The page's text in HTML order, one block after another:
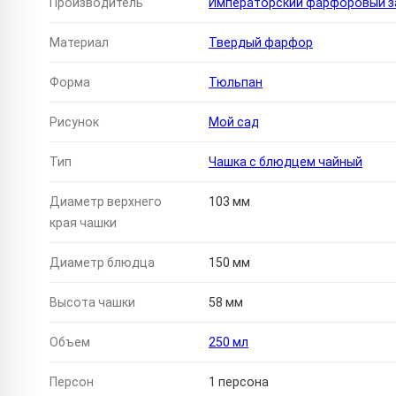
Производитель Императорский фарфоровый
Материал Твердый фарфор
Форма Тюльпан
Рисунок Мой сад
Тип Чашка с блюдцем чайный
Диаметр верхнего
края чашки
103 мм
Диаметр блюдца 150 мм
Высота чашки 58 мм
Объем 250 мл
Персон 1 персона